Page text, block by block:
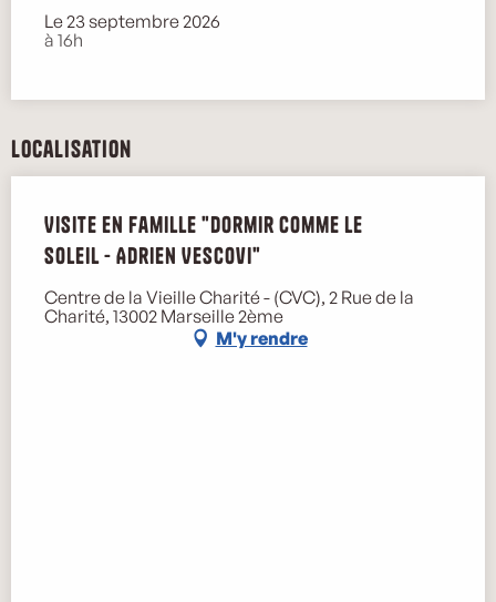
Le 23 septembre 2026
à 16h
Localisation
Visite en famille "Dormir comme le
soleil - Adrien Vescovi"
Centre de la Vieille Charité - (CVC), 2 Rue de la
Charité, 13002 Marseille 2ème
M'y rendre